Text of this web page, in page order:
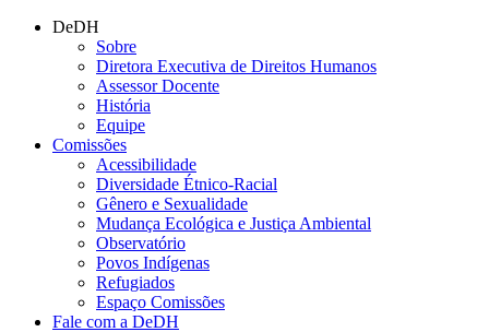
Conteúdo principal
DeDH
Sobre
Diretora Executiva de Direitos Humanos
Assessor Docente
História
Equipe
Comissões
Acessibilidade
Diversidade Étnico-Racial
Gênero e Sexualidade
Mudança Ecológica e Justiça Ambiental
Observatório
Povos Indígenas
Refugiados
Espaço Comissões
Fale com a DeDH